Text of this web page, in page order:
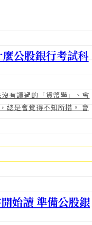
麼公股銀行考試科
有讀過的「貨幣學」、會
總是會覺得不知所措。 會
開始讀 準備公股銀